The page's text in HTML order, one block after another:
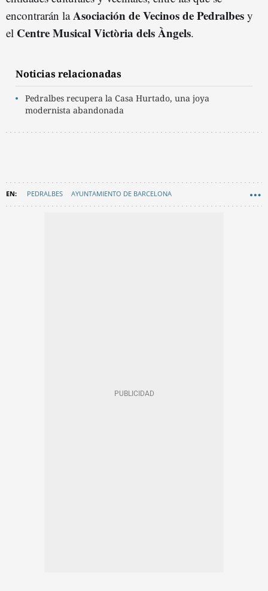
encontrarán laAsociación de Vecinos de Pedralbes y
el Centre Musical Victòria dels Àngels.
Noticias relacionadas
Pedralbes recupera la Casa Hurtado, una joya
modernista abandonada
PEDRALBES AYUNTAMIENTO DE BARCELONA